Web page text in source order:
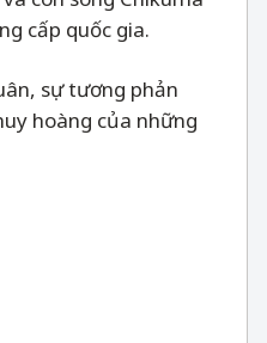
cấp quốc gia.
sự tương phản
hoàng của những